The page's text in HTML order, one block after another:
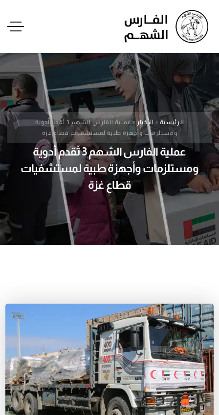
الرئيسية » الأخبار »
عملية الفارس الشهم 3 تُقدم أدوية
ومستلزمات وأجهزة طبية لمستشفيات قطاع غزة
عملية الفارس الشهم 3 تُقدم أدوية
ومستلزمات وأجهزة طبية لمستشفيات
قطاع غزة